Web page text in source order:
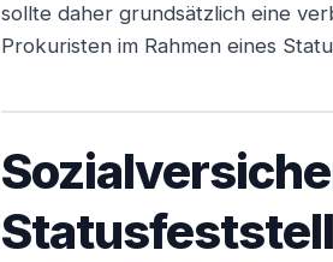
sollte daher grundsätzlich eine
Prokuristen im Rahmen eines